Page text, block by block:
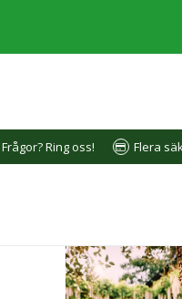
Frågor? Ring oss! Flera